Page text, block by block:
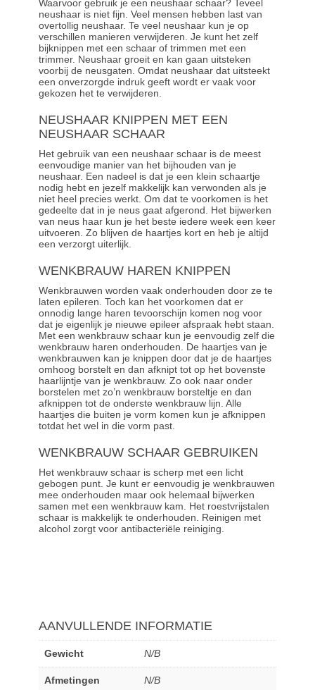
Waarvoor gebruik je een neushaar schaar? Teveel
neushaar is niet fijn. Veel mensen hebben last van
overtollig neushaar. Te veel neushaar kun je op
verschillen manieren verwijderen. Je kunt het zelf
bijknippen met een schaar of trimmen met een
trimmer. Neushaar groeit en kan gaan uitsteken
voorbij de neusgaten. Omdat neushaar dat uitsteekt
een onverzorgde indruk geeft wordt er vaak voor
gekozen het te verwijderen.
NEUSHAAR KNIPPEN MET EEN
NEUSHAAR SCHAAR
Het gebruik van een neushaar schaar is de meest
eenvoudige manier van het bijhouden van je
neushaar. Een nadeel is dat je een klein schaartje
nodig hebt en jezelf makkelijk kan verwonden als je
niet heel precies werkt. Om dat te voorkomen is het
gedeelte dat in je neus gaat afgerond. Het bijwerken
van neus haar kun je het beste iedere week een keer
uitvoeren. Zo blijven de haartjes kort en heb je altijd
een verzorgt uiterlijk.
WENKBRAUW HAREN KNIPPEN
Wenkbrauwen worden vaak onderhouden door ze te
laten epileren . Toch kan het voorkomen dat er
onnodig lange haren tevoorschijn komen nog voor
dat je eigenlijk je nieuwe epileer afspraak hebt staan.
Met een wenkbrauw schaar kun je eenvoudig zelf die
wenkbrauw haren onderhouden. De haartjes van je
wenkbrauwen kan je knippen door dat je de haartjes
omhoog borstelt en dan afknipt tot op het bovenste
haarlijntje van je wenkbrauw. Zo ook naar onder
borstelen met zo’n wenkbrauw borsteltje en dan
afknippen tot de onderste wenkbrauw lijn. Alle
haartjes die buiten je vorm komen kun je afknippen
totdat het wel in die vorm past.
WENKBRAUW SCHAAR GEBRUIKEN
Het wenkbrauw schaar is scherp met een licht
gebogen punt. Je kunt er eenvoudig je wenkbrauwen
mee onderhouden maar ook helemaal bijwerken
samen met een wenkbrauw kam. Het roestvrijstalen
schaar is makkelijk te onderhouden. Reinigen met
alcohol zorgt voor antibacteriële reiniging.
AANVULLENDE INFORMATIE
Gewicht N/B
Afmetingen N/B